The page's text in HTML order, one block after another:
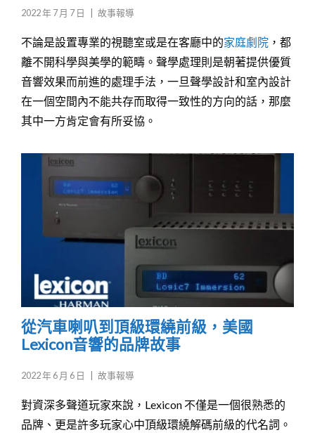
2022 年 7 月 7 日 故事報導
不論是設置專業的視聽室或是在客廳中的家庭劇院 ，都
離不開科學與美學的範疇。聲學處理則是朝著提供優質
音響效果而前進的處理手法，一旦聲學設計和室內設計
在一個空間內不能共存而取得一致性的方向的話，那麼
其中一方肯定會有所妥協。
從汽車喇叭到頂級環繞前級，美國
Lexicon音響的品牌故事
2022 年 6 月 6 日 故事報導
對資深多聲道玩家來說，Lexicon 不僅是一個很熟悉的
品牌、更是許多玩家心中頂級環繞解碼前級的代名詞。